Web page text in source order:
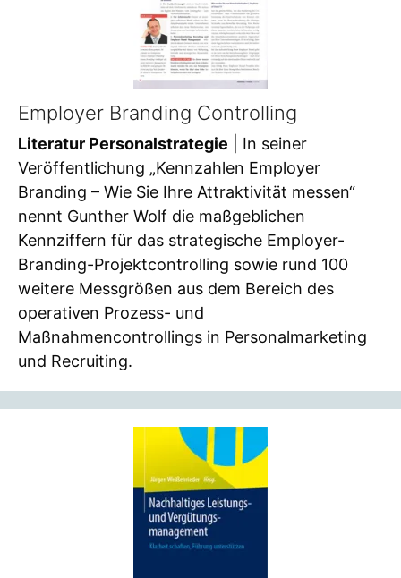
Employer Branding Controlling
Literatur Personalstrategie | In seiner
Veröffentlichung „Kennzahlen Employer
Branding – Wie Sie Ihre Attraktivität messen“
nennt Gunther Wolf die maßgeblichen
Kennziffern für das strategische Employer-
Branding-Projektcontrolling sowie rund 100
weitere Messgrößen aus dem Bereich des
operativen Prozess- und
Maßnahmencontrollings in Personalmarketing
und Recruiting.